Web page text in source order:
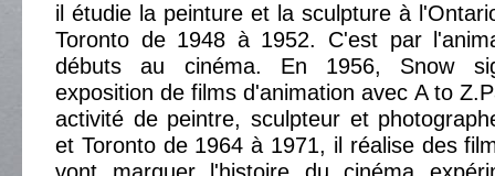
il étudie la peinture et la sculpture à
Toronto de 1948 à 1952. C'est par
débuts au cinéma. En 1956, Snow
exposition de films d'animation avec A to
activité de peintre, sculpteur et
et Toronto de 1964 à 1971, il réalise des